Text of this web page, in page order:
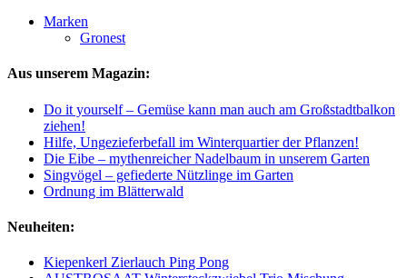
Marken
Gronest
Aus unserem Magazin:
Do it yourself – Gemüse kann man auch am Großstadtbalkon
ziehen!
Hilfe, Ungezieferbefall im Winterquartier der Pflanzen!
Die Eibe – mythenreicher Nadelbaum in unserem Garten
Singvögel – gefiederte Nützlinge im Garten
Ordnung im Blätterwald
Neuheiten:
Kiepenkerl Zierlauch Ping Pong